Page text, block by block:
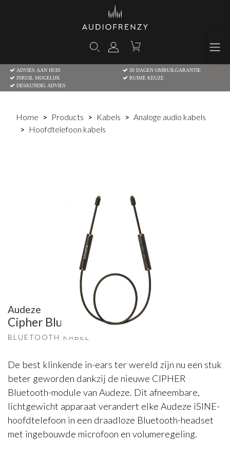
ADVIES AAN HUIS
30 DAGEN OMRUILGARANTIE
INRUIL MOGELIJK
RUIME KEUZE
DESKUNDIG ADVIES
Home Products Kabels
Analoge audio kabels
Hoofdtelefoon kabels
Audeze
Cipher Bluetooth cable
BLUETOOTH KABEL
De best klinkende in-ears ter wereld zijn nu een stuk
beter geworden dankzij de nieuwe CIPHER
Bluetooth-module van Audeze. Dit afneembare,
lichtgewicht apparaat verandert elke Audeze iSINE-
hoofdtelefoon in een draadloze Bluetooth-headset
met ingebouwde microfoon en volumeregeling.